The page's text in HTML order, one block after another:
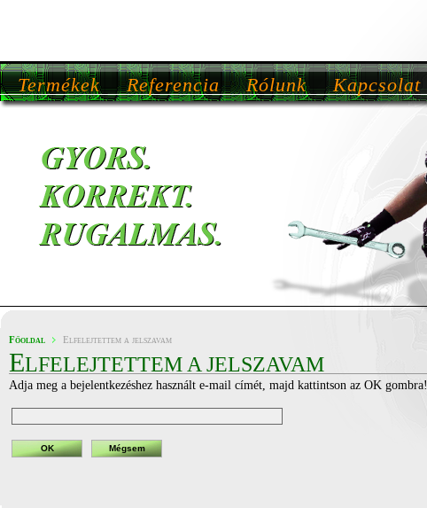
Termékek Referencia Rólunk Kapcsolat
Főoldal Elfelejtettem a jelszavam
ELFELEJTETTEM A JELSZAVAM
Adja meg a bejelentkezéshez használt e-mail címét, majd kattintson az OK gombra!